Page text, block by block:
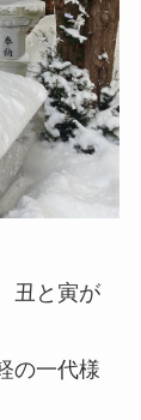
丑と寅が
の一代様